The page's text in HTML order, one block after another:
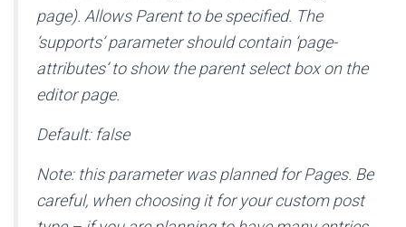
page). Allows Parent to be specified. The
‘supports’ parameter should contain ‘page-
attributes’ to show the parent select box on the
editor page.
Default: false
Note: this parameter was planned for Pages. Be
careful, when choosing it for your custom post